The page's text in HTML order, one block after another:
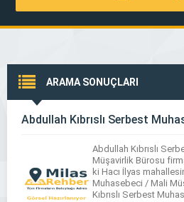
ARAMA SONUÇLARI
Abdullah Kıbrıslı
Müşavirlik Bürosu
ki Hacı İlyas
Muhasebeci / Mali
Kıbrıslı Serbest